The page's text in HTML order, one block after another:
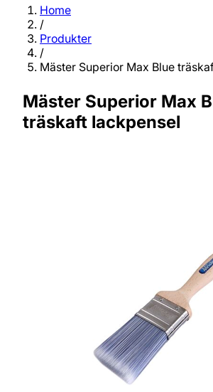
Home
/
Produkter
/
Mäster Superior Max Blue
Mäster Superior Max
träskaft lackpensel